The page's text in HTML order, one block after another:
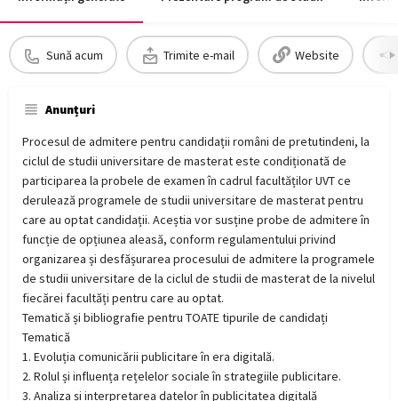
Sună acum Trimite e-mail Website
Anunțuri
Procesul de admitere pentru candidații români de pretutindeni, la
ciclul de studii universitare de masterat este condiționată de
participarea la probele de examen în cadrul facultăților UVT ce
derulează programele de studii universitare de masterat pentru
care au optat candidații. Aceștia vor susține probe de admitere în
funcție de opțiunea aleasă, conform regulamentului privind
organizarea și desfășurarea procesului de admitere la programele
de studii universitare de la ciclul de studii de masterat de la nivelul
fiecărei facultăți pentru care au optat.
Tematică și bibliografie pentru TOATE tipurile de candidați
Tematică
1. Evoluția comunicării publicitare în era digitală.
2. Rolul și influența rețelelor sociale în strategiile publicitare.
3. Analiza și interpretarea datelor în publicitatea digitală